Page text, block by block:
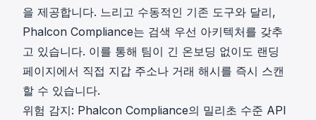
을 제공합니다. 느리고 수동적인 기존 도구와 달리,
Phalcon Compliance는 검색 우선 아키텍처를 갖추
고 있습니다. 이를 통해 팀이 긴 온보딩 없이도 랜딩
페이지에서 직접 지갑 주소나 거래 해시를 즉시 스캔
할 수 있습니다.
위험 감지: Phalcon Compliance의 밀리초 수준 API